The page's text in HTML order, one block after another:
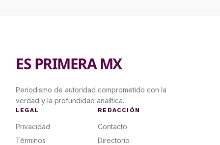
ES PRIMERA MX
Periodismo de autoridad comprometido con la
verdad y la profundidad analítica.
LEGAL
Privacidad
Términos
REDACCIÓN
Contacto
Directorio